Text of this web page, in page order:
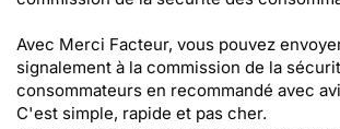
Avec Merci Facteur, vous pouvez
signalement à la commission de la
consommateurs en recommandé avec
C'est simple, rapide et pas cher.